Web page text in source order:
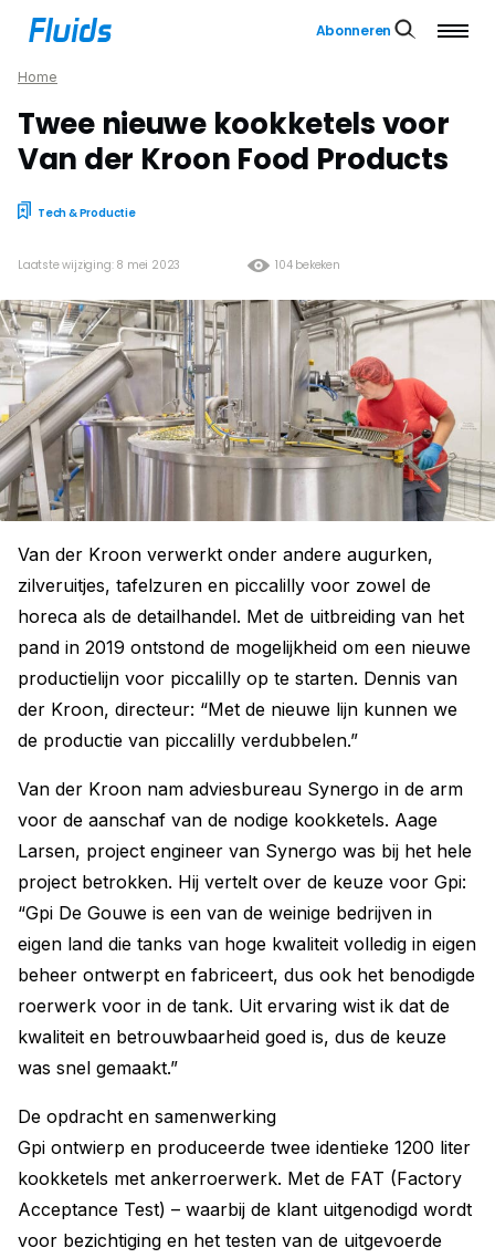
Abonneren
Home
Twee nieuwe kookketels voor
Van der Kroon Food Products
Tech & Productie
104 bekeken
Laatste wijziging: 8 mei 2023
Van der Kroon verwerkt onder andere augurken,
zilveruitjes, tafelzuren en piccalilly voor zowel de
horeca als de detailhandel. Met de uitbreiding van het
pand in 2019 ontstond de mogelijkheid om een nieuwe
productielijn voor piccalilly op te starten. Dennis van
der Kroon, directeur: “Met de nieuwe lijn kunnen we
de productie van piccalilly verdubbelen.”
Van der Kroon nam adviesbureau Synergo in de arm
voor de aanschaf van de nodige kookketels. Aage
Larsen, project engineer van Synergo was bij het hele
project betrokken. Hij vertelt over de keuze voor Gpi:
“Gpi De Gouwe is een van de weinige bedrijven in
eigen land die tanks van hoge kwaliteit volledig in eigen
beheer ontwerpt en fabriceert, dus ook het benodigde
roerwerk voor in de tank. Uit ervaring wist ik dat de
kwaliteit en betrouwbaarheid goed is, dus de keuze
was snel gemaakt.”
De opdracht en samenwerking
Gpi ontwierp en produceerde twee identieke 1200 liter
kookketels met ankerroerwerk. Met de FAT (Factory
Acceptance Test) – waarbij de klant uitgenodigd wordt
voor bezichtiging en het testen van de uitgevoerde